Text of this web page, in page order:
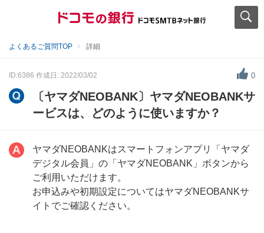
よくあるご質問TOP 詳細
ID:6386 作成日: 2022/03/02 0
〔ヤマダNEOBANK〕ヤマダNEOBANKサ
ービスは、どのように使いますか？
ヤマダNEOBANKはスマートフォンアプリ「ヤマダ
デジタル会員」の「ヤマダNEOBANK」ボタンから
ご利用いただけます。
お申込みや初期設定についてはヤマダNEOBANKサ
イトでご確認ください。